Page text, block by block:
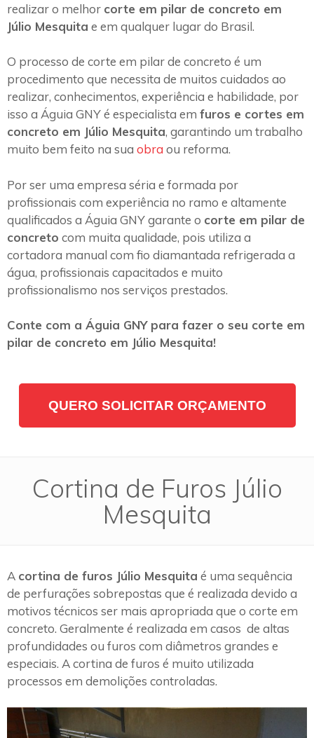
realizar o melhor corte em pilar de concreto em
Júlio Mesquita e em qualquer lugar do Brasil.
O processo de corte em pilar de concreto é um
procedimento que necessita de muitos cuidados ao
realizar, conhecimentos, experiência e habilidade, por
isso a Águia GNY é especialista em furos e cortes em
concreto em Júlio Mesquita, garantindo um trabalho
muito bem feito na sua obra ou reforma.
Por ser uma empresa séria e formada por
profissionais com experiência no ramo e altamente
qualificados a Águia GNY garante o corte em pilar de
concreto com muita qualidade, pois utiliza a
cortadora manual com fio diamantada refrigerada a
água, profissionais capacitados e muito
profissionalismo nos serviços prestados.
Conte com a Águia GNY para fazer o seu corte em
pilar de concreto em Júlio Mesquita!
QUERO SOLICITAR ORÇAMENTO
Cortina de Furos Júlio
Mesquita
A cortina de furos Júlio Mesquita é uma sequência
de perfurações sobrepostas que é realizada devido a
motivos técnicos ser mais apropriada que o corte em
concreto. Geralmente é realizada em casos de altas
profundidades ou furos com diâmetros grandes e
especiais. A cortina de furos é muito utilizada
processos em demolições controladas.